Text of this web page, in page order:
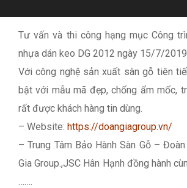
Tư vấn và thi công hạng mục Công
nhựa dán keo DG 2012 ngày 15/7/
Với công nghệ sản xuất sàn gỗ tiên
bật với mẫu mã đẹp, chống ẩm mốc,
rất được khách hàng tin dùng.
– Website: https://doangiagroup.vn/
– Trung Tâm Bảo Hành Sàn Gỗ –
Gia Group.,JSC Hân Hạnh đồng hành
…….